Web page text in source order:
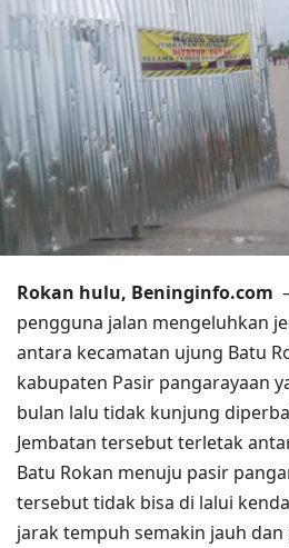
Rokan hulu, Beninginfo.com
pengguna jalan mengeluhkan
antara kecamatan ujung Batu
kabupaten Pasir pangarayaan
bulan lalu tidak kunjung
Jembatan tersebut terletak
Batu Rokan menuju pasir
tersebut tidak bisa di lalui
jarak tempuh semakin jauh